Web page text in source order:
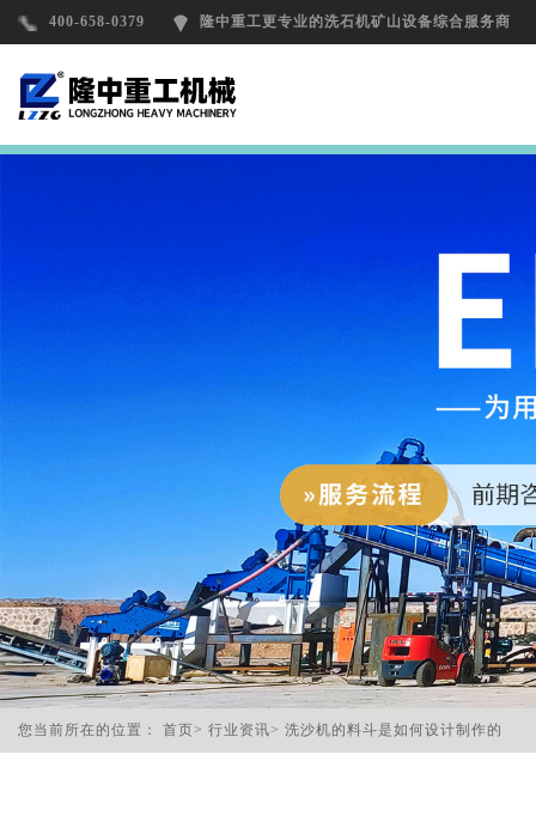
400-658-0379 隆中重工更专业的洗石机矿山设备综合服务商
您当前所在的位置： 首页> 行业资讯> 洗沙机的料斗是如何设计制作的